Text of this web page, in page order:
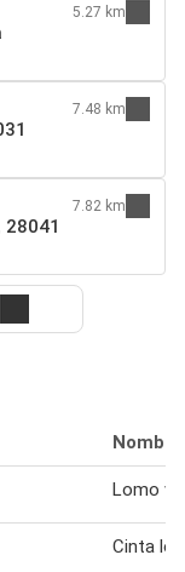
5.27 km
7.48 km
28041
7.82 km
Nombre
Lomo
Cinta